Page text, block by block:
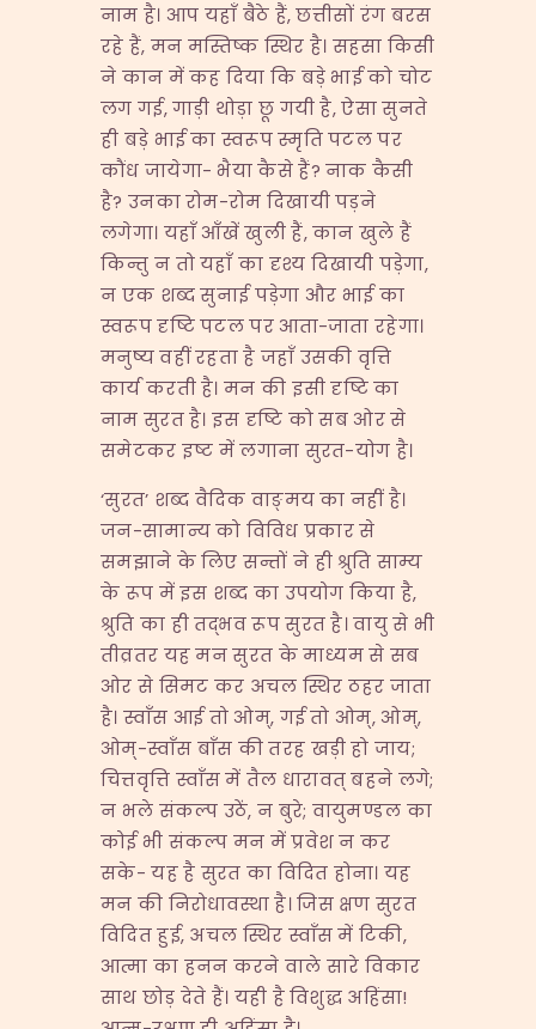
नाम है। आप यहाँ बैठे हैं, छत्तीसों रंग बरस
रहे हैं, मन मस्तिष्क स्थिर है। सहसा किसी
ने कान में कह दिया कि बड़े भाई को चोट
लग गई, गाड़ी थोड़ा छू गयी है, ऐसा सुनते
ही बड़े भाई का स्वरूप स्मृति पटल पर
कौंध जायेगा- भैया कैसे हैं? नाक कैसी
है? उनका रोम-रोम दिखायी पड़ने
लगेगा। यहाँ आँखें खुली हैं, कान खुले हैं
किन्तु न तो यहाँ का दृश्य दिखायी पड़ेगा,
न एक शब्द सुनाई पड़ेगा और भाई का
स्वरूप दृष्टि पटल पर आता-जाता रहेगा।
मनुष्य वहीं रहता है जहाँ उसकी वृत्ति
कार्य करती है। मन की इसी दृष्टि का
नाम सुरत है। इस दृष्टि को सब ओर से
समेटकर इष्ट में लगाना सुरत-योग है।
‘सुरत’ शब्द वैदिक वाङ्मय का नहीं है।
जन-सामान्य को विविध प्रकार से
समझाने के लिए सन्तों ने ही श्रुति साम्य
के रूप में इस शब्द का उपयोग किया है,
श्रुति का ही तद्भव रूप सुरत है। वायु से भी
तीव्रतर यह मन सुरत के माध्यम से सब
ओर से सिमट कर अचल स्थिर ठहर जाता
है। स्वाँस आई तो ओम्, गई तो ओम्, ओम्,
ओम्-स्वाँस बाँस की तरह खड़ी हो जाय;
चित्तवृत्ति स्वाँस में तैल धारावत् बहने लगे;
न भले संकल्प उठें, न बुरे; वायुमण्डल का
कोई भी संकल्प मन में प्रवेश न कर
सके- यह है सुरत का विदित होना। यह
मन की निरोधावस्था है। जिस क्षण सुरत
विदित हुई, अचल स्थिर स्वाँस में टिकी,
आत्मा का हनन करने वाले सारे विकार
साथ छोड़ देते हैं। यही है विशुद्ध अहिंसा!